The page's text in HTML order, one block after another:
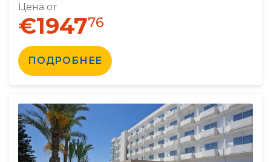
Цена от
€194776
ПОДРОБНЕЕ